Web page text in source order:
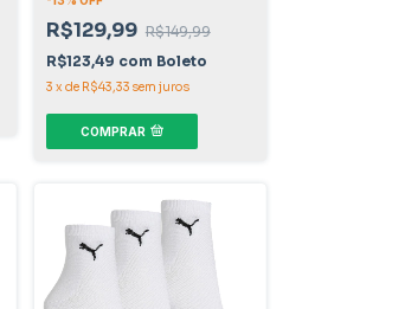
R$129,99 R$149,99
R$123,49 com Boleto
3 x de R$43,33 sem juros
COMPRAR